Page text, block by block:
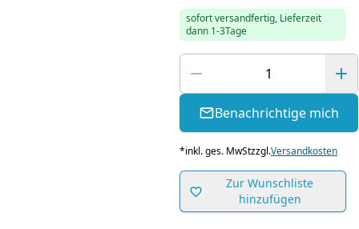
sofort versandfertig, Lieferzeit
dann 1-3Tage
Benachrichtige mich
*inkl. ges. MwStzzgl.Versandkosten
Zur Wunschliste
hinzufügen